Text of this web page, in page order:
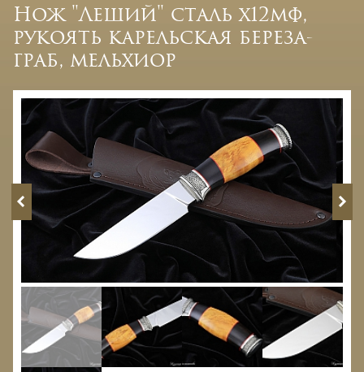
Нож "Леший" сталь х12мф,
рукоять карельская береза-
граб, мельхиор